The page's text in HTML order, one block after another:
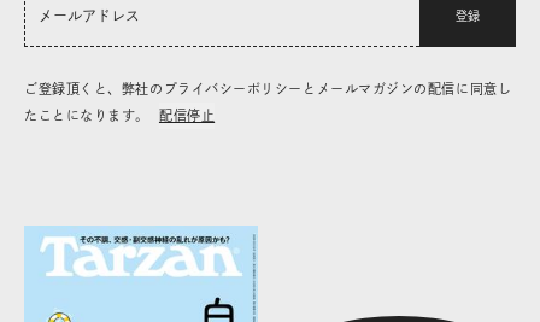
登録
ご登録頂くと、弊社のプライバシーポリシーとメールマガジンの配信に同意し
たことになります。
配信停止